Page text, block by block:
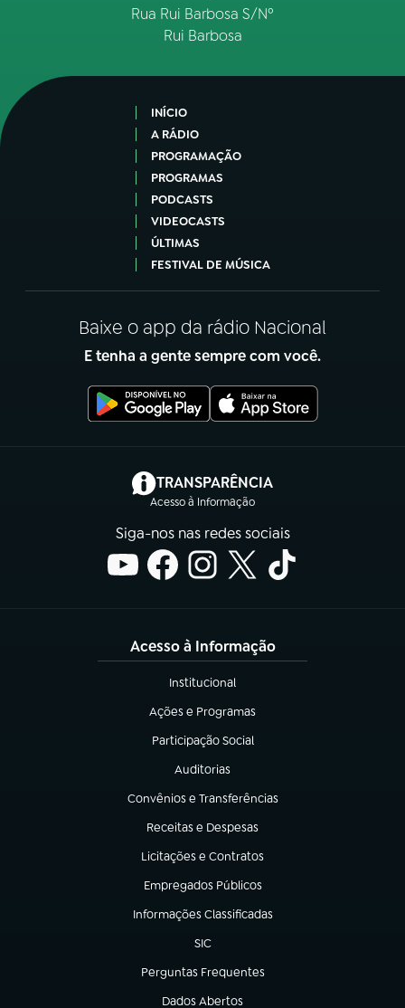
Rua Rui Barbosa S/Nº
Rui Barbosa
INÍCIO
A RÁDIO
PROGRAMAÇÃO
PROGRAMAS
PODCASTS
VIDEOCASTS
ÚLTIMAS
FESTIVAL DE MÚSICA
Baixe o app da rádio Nacional
E tenha a gente sempre com você.
TRANSPARÊNCIA
Acesso à Informação
(abre em nova aba)
Siga-nos nas redes sociais
Acesso à Informação
Institucional
(abre em nova aba)
Ações e Programas
(abre em nova aba)
Participação Social
(abre em nova aba)
Auditorias
(abre em nova aba)
Convênios e Transferências
(abre em nova aba)
Receitas e Despesas
(abre em nova aba)
Licitações e Contratos
(abre em nova aba)
Empregados Públicos
(abre em nova aba)
Informações Classificadas
(abre em nova aba)
SIC
(abre em nova aba)
Perguntas Frequentes
(abre em nova aba)
Dados Abertos